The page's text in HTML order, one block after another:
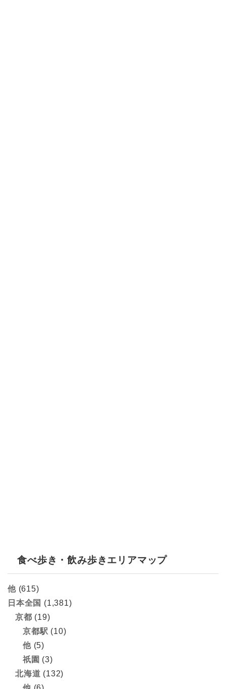
食べ歩き・飲み歩きエリアマップ
他(615)
日本全国 (1,381)
京都 (19)
京都駅 (10)
他(5)
祇園 (3)
北海道 (132)